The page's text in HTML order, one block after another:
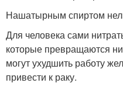
Нашатырным спиртом
Для человека сами
которые превращаются
могут ухудшить работу
привести к раку.